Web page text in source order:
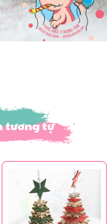
tương tự